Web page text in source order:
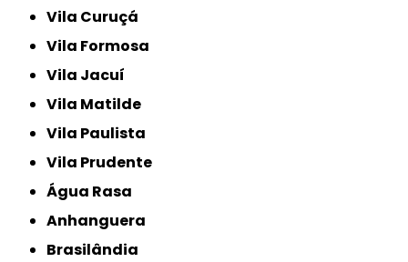
Vila Curuçá
Vila Formosa
Vila Jacuí
Vila Matilde
Vila Paulista
Vila Prudente
Água Rasa
Anhanguera
Brasilândia